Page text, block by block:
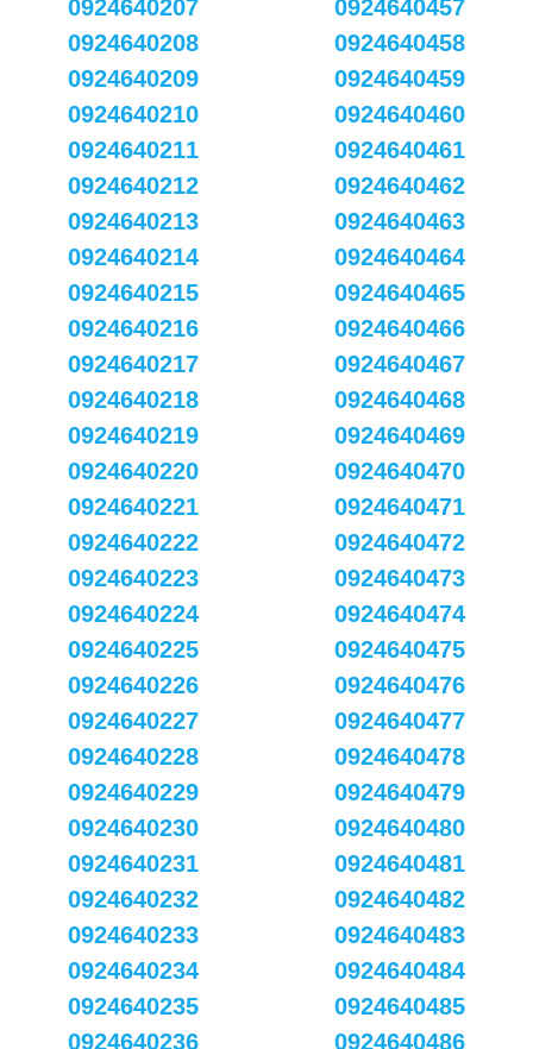
0924640207
0924640208
0924640209
0924640210
0924640211
0924640212
0924640213
0924640214
0924640215
0924640216
0924640217
0924640218
0924640219
0924640220
0924640221
0924640222
0924640223
0924640224
0924640225
0924640226
0924640227
0924640228
0924640229
0924640230
0924640231
0924640232
0924640233
0924640234
0924640235
0924640236
0924640457
0924640458
0924640459
0924640460
0924640461
0924640462
0924640463
0924640464
0924640465
0924640466
0924640467
0924640468
0924640469
0924640470
0924640471
0924640472
0924640473
0924640474
0924640475
0924640476
0924640477
0924640478
0924640479
0924640480
0924640481
0924640482
0924640483
0924640484
0924640485
0924640486